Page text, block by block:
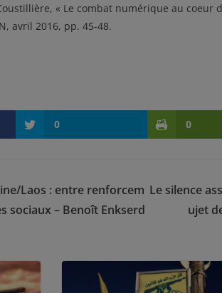
« Le combat numérique au coeur
avril 2016, pp. 45-48.
0 0
Laos : entre renforcem
sociaux – Benoît Enkserd
Le silence
ujet